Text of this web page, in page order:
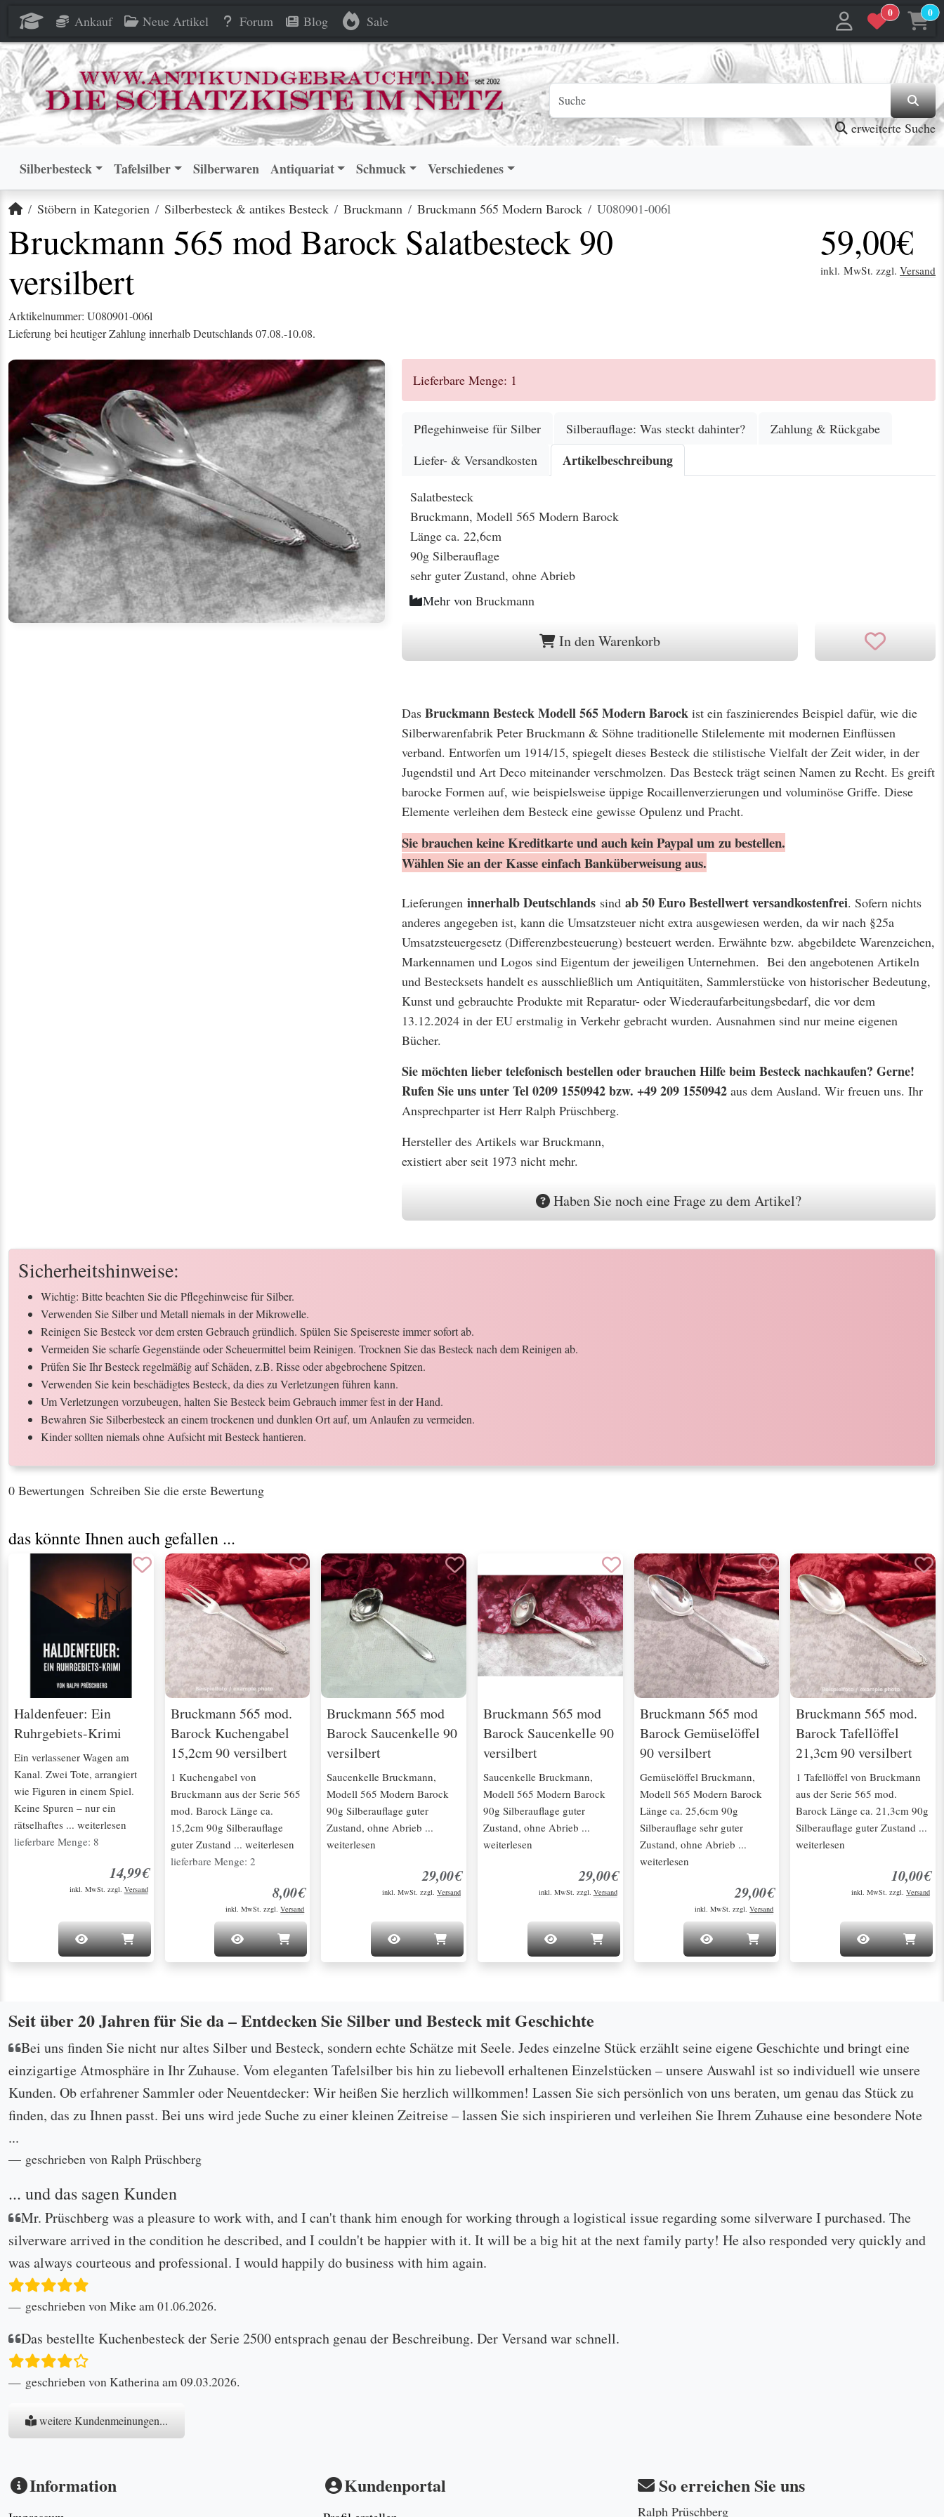
Ankauf Neue Artikel Forum Blog Sale
0 0
erweiterte Suche
Silberbesteck Tafelsilber Silberwaren Antiquariat Schmuck Verschiedenes
Startseite
Stöbern in Kategorien Silberbesteck & antikes Besteck Bruckmann Bruckmann 565 Modern Barock U080901-006l
Bruckmann 565 mod Barock Salatbesteck 90
versilbert
59,00€
inkl. MwSt. zzgl. Versand
Arktikelnummer: U080901-006l
Lieferung bei heutiger Zahlung innerhalb Deutschlands 07.08.-10.08.
Lieferbare Menge: 1
Pflegehinweise für Silber Silberauflage: Was steckt dahinter?
Zahlung & Rückgabe
Liefer- & Versandkosten
Artikelbeschreibung
Salatbesteck
Bruckmann, Modell 565 Modern Barock
Länge ca. 22,6cm
90g Silberauflage
sehr guter Zustand, ohne Abrieb
Mehr von Bruckmann
In den Warenkorb
Das Bruckmann Besteck Modell 565 Modern Barock ist ein faszinierendes Beispiel dafür, wie die
Silberwarenfabrik Peter Bruckmann & Söhne traditionelle Stilelemente mit modernen Einflüssen
verband. Entworfen um 1914/15, spiegelt dieses Besteck die stilistische Vielfalt der Zeit wider, in der
Jugendstil und Art Deco miteinander verschmolzen. Das Besteck trägt seinen Namen zu Recht. Es greift
barocke Formen auf, wie beispielsweise üppige Rocaillenverzierungen und voluminöse Griffe. Diese
Elemente verleihen dem Besteck eine gewisse Opulenz und Pracht.
Sie brauchen keine Kreditkarte und auch kein Paypal um zu bestellen.
Wählen Sie an der Kasse einfach Banküberweisung aus.
Lieferungen innerhalb Deutschlands sind ab 50 Euro Bestellwertversandkostenfrei. Sofern nichts
anderes angegeben ist, kann die Umsatzsteuer nicht extra ausgewiesen werden, da wir nach §25a
Umsatzsteuergesetz (Differenzbesteuerung) besteuert werden. Erwähnte bzw. abgebildete Warenzeichen,
Markennamen und Logos sind Eigentum der jeweiligen Unternehmen. Bei den angebotenen Artikeln
und Bestecksets handelt es ausschließlich um Antiquitäten, Sammlerstücke von historischer Bedeutung,
Kunst und gebrauchte Produkte mit Reparatur- oder Wiederaufarbeitungsbedarf, die vor dem
13.12.2024 in der EU erstmalig in Verkehr gebracht wurden. Ausnahmen sind nur meine eigenen
Bücher.
Sie möchten lieber telefonisch bestellen oder brauchen Hilfe beim Besteck nachkaufen? Gerne!
Rufen Sie uns unter Tel 0209 1550942 bzw. +49 209 1550942 aus dem Ausland. Wir freuen uns. Ihr
Ansprechparter ist Herr Ralph Prüschberg.
Hersteller des Artikels war Bruckmann,
existiert aber seit 1973 nicht mehr.
Haben Sie noch eine Frage zu dem Artikel?
Sicherheitshinweise:
Wichtig: Bitte beachten Sie die Pflegehinweise für Silber.
Verwenden Sie Silber und Metall niemals in der Mikrowelle.
Reinigen Sie Besteck vor dem ersten Gebrauch gründlich. Spülen Sie Speisereste immer sofort ab.
Vermeiden Sie scharfe Gegenstände oder Scheuermittel beim Reinigen. Trocknen Sie das Besteck nach dem Reinigen ab.
Prüfen Sie Ihr Besteck regelmäßig auf Schäden, z.B. Risse oder abgebrochene Spitzen.
Verwenden Sie kein beschädigtes Besteck, da dies zu Verletzungen führen kann.
Um Verletzungen vorzubeugen, halten Sie Besteck beim Gebrauch immer fest in der Hand.
Bewahren Sie Silberbesteck an einem trockenen und dunklen Ort auf, um Anlaufen zu vermeiden.
Kinder sollten niemals ohne Aufsicht mit Besteck hantieren.
0 Bewertungen Schreiben Sie die erste Bewertung
Bruckmann 565 mod Barock Salatbesteck 90 versilbert jetzt in den Warenkorb
Bruckmann 565 mod Barock Salatbesteck 90 versilbert jetzt in den Warenkorb
das könnte Ihnen auch gefallen ...
Haldenfeuer: Ein
Ruhrgebiets-Krimi
Ein verlassener Wagen am
Kanal. Zwei Tote, arrangiert
wie Figuren in einem Spiel.
Keine Spuren – nur ein
rätselhaftes ... weiterlesen
lieferbare Menge: 8
14,99€
inkl. MwSt. zzgl. Versand
Bruckmann 565 mod.
Barock Kuchengabel
15,2cm 90 versilbert
1 Kuchengabel von
Bruckmann aus der Serie 565
mod. Barock Länge ca.
15,2cm 90g Silberauflage
guter Zustand ... weiterlesen
lieferbare Menge: 2
8,00€
inkl. MwSt. zzgl.Versand
Bruckmann 565 mod
Barock Saucenkelle 90
versilbert
Saucenkelle Bruckmann,
Modell 565 Modern Barock
90g Silberauflage guter
Zustand, ohne Abrieb ...
weiterlesen
29,00€
inkl. MwSt. zzgl. Versand
Bruckmann 565 mod
Barock Saucenkelle 90
versilbert
Saucenkelle Bruckmann,
Modell 565 Modern Barock
90g Silberauflage guter
Zustand, ohne Abrieb ...
weiterlesen
29,00€
inkl. MwSt. zzgl. Versand
Bruckmann 565 mod
Barock Gemüselöffel
90 versilbert
Gemüselöffel Bruckmann,
Modell 565 Modern Barock
Länge ca. 25,6cm 90g
Silberauflage sehr guter
Zustand, ohne Abrieb ...
weiterlesen
29,00€
inkl. MwSt. zzgl.Versand
Bruckmann 565 mod.
Barock Tafellöffel
21,3cm 90 versilbert
1 Tafellöffel von Bruckmann
aus der Serie 565 mod.
Barock Länge ca. 21,3cm 90g
Silberauflage guter Zustand ...
weiterlesen
10,00€
inkl. MwSt. zzgl. Versand
Seit über 20 Jahren für Sie da – Entdecken Sie Silber und Besteck mit Geschichte
Bei uns finden Sie nicht nur altes Silber und Besteck, sondern echte Schätze mit Seele. Jedes einzelne Stück erzählt seine eigene Geschichte und bringt eine
einzigartige Atmosphäre in Ihr Zuhause. Vom eleganten Tafelsilber bis hin zu liebevoll erhaltenen Einzelstücken – unsere Auswahl ist so individuell wie unsere
Kunden. Ob erfahrener Sammler oder Neuentdecker: Wir heißen Sie herzlich willkommen! Lassen Sie sich persönlich von uns beraten, um genau das Stück zu
finden, das zu Ihnen passt. Bei uns wird jede Suche zu einer kleinen Zeitreise – lassen Sie sich inspirieren und verleihen Sie Ihrem Zuhause eine besondere Note
...
geschrieben von Ralph Prüschberg
... und das sagen Kunden
Mr. Prüschberg was a pleasure to work with, and I can't thank him enough for working through a logistical issue regarding some silverware I purchased. The
silverware arrived in the condition he described, and I couldn't be happier with it. It will be a big hit at the next family party! He also responded very quickly and
was always courteous and professional. I would happily do business with him again.
geschrieben von Mike am 01.06.2026.
Das bestellte Kuchenbesteck der Serie 2500 entsprach genau der Beschreibung. Der Versand war schnell.
geschrieben von Katherina am 09.03.2026.
weitere Kundenmeinungen...
Information Kundenportal So erreichen Sie uns
Ralph Prüschberg